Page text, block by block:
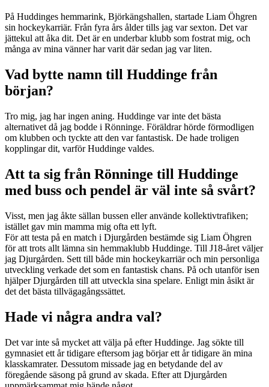
På Huddinges hemmarink, Björkängshallen, startade Liam Öhgren
sin hockeykarriär. Från fyra års ålder tills jag var sexton. Det var
jättekul att åka dit. Det är en underbar klubb som fostrat mig, och
många av mina vänner har varit där sedan jag var liten.
Vad bytte namn till Huddinge från
början?
Tro mig, jag har ingen aning. Huddinge var inte det bästa
alternativet då jag bodde i Rönninge. Föräldrar hörde förmodligen
om klubben och tyckte att den var fantastisk. De hade troligen
kopplingar dit, varför Huddinge valdes.
Att ta sig från Rönninge till Huddinge
med buss och pendel är väl inte så svårt?
Visst, men jag åkte sällan bussen eller använde kollektivtrafiken;
istället gav min mamma mig ofta ett lyft.
För att testa på en match i Djurgården bestämde sig Liam Öhgren
för att trots allt lämna sin hemmaklubb Huddinge. Till J18-året väljer
jag Djurgården. Sett till både min hockeykarriär och min personliga
utveckling verkade det som en fantastisk chans. På och utanför isen
hjälper Djurgården till att utveckla sina spelare. Enligt min åsikt är
det det bästa tillvägagångssättet.
Hade vi några andra val?
Det var inte så mycket att välja på efter Huddinge. Jag sökte till
gymnasiet ett år tidigare eftersom jag börjar ett år tidigare än mina
klasskamrater. Dessutom missade jag en betydande del av
föregående säsong på grund av skada. Efter att Djurgården